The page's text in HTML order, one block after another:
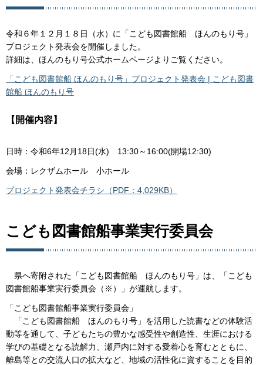
令和６年１２月１８日（水）に「こども図書館船 ほんのもり号」
プロジェクト発表会を開催しました。
詳細は、ほんのもり号公式ホームページよりご覧ください。
「こども図書館船 ほんのもり号」プロジェクト発表会 | こども図書
館船 ほんのもり号
【開催内容】
日時：令和6年12月18日(水) 13:30～16:00(開場12:30)
会場：レクザムホール 小ホール
プロジェクト発表会チラシ（PDF：4,029KB）
こども図書館船事業実行委員会
県へ寄附された「こども図書館船 ほんのもり号」は、「こども
図書館船事業実行委員会（※）」が運航します。
「こども図書館船事業実行委員会」
「こども図書館船 ほんのもり号」を活用した読書などの体験活
動等を通して、子どもたちの豊かな感受性や創造性、生涯における
学びの基礎となる読解力、瀬戸内に対する愛着心を育むとともに、
離島等との交流人口の拡大など、地域の活性化に資することを目的